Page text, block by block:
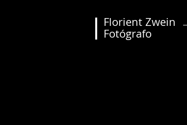
Florient Zwein
Fotógrafo